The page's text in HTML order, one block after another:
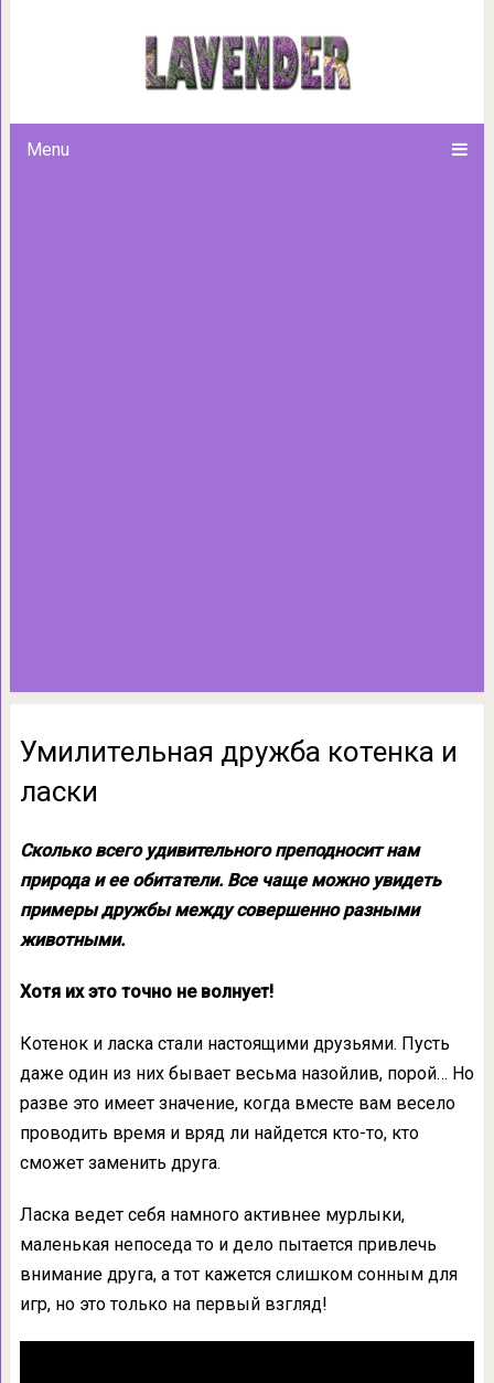
Menu
Умилительная
Умилительная дружба котенка и
ласки
Сколько всего удивительного преподносит нам
природа и ее обитатели. Все чаще можно увидеть
примеры дружбы между совершенно разными
животными.
Хотя их это точно не волнует!
Котенок и ласка стали настоящими друзьями. Пусть
даже один из них бывает весьма назойлив, порой… Но
разве это имеет значение, когда вместе вам весело
проводить время и вряд ли найдется кто-то, кто
сможет заменить друга.
Ласка ведет себя намного активнее мурлыки,
маленькая непоседа то и дело пытается привлечь
внимание друга, а тот кажется слишком сонным для
игр, но это только на первый взгляд!